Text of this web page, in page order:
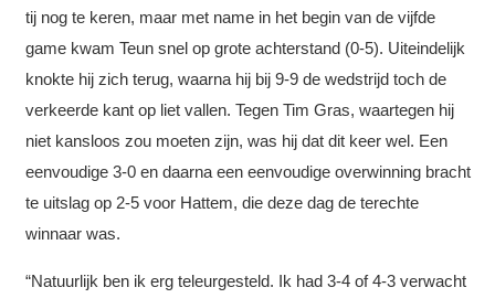
tij nog te keren, maar met name in het begin van de vijfde
game kwam Teun snel op grote achterstand (0-5). Uiteindelijk
knokte hij zich terug, waarna hij bij 9-9 de wedstrijd toch de
verkeerde kant op liet vallen. Tegen Tim Gras, waartegen hij
niet kansloos zou moeten zijn, was hij dat dit keer wel. Een
eenvoudige 3-0 en daarna een eenvoudige overwinning bracht
te uitslag op 2-5 voor Hattem, die deze dag de terechte
winnaar was.
“Natuurlijk ben ik erg teleurgesteld. Ik had 3-4 of 4-3 verwacht